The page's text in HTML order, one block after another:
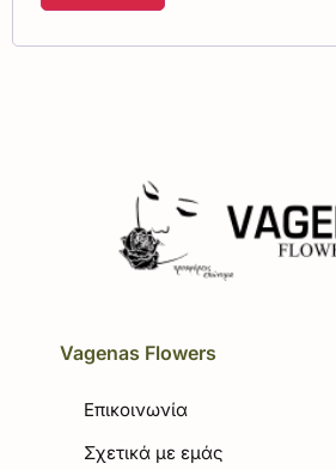
Vagenas Flowers
Επικοινωνία
Σχετικά με εμάς